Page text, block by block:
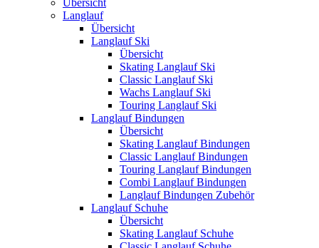
Übersicht
Langlauf
Übersicht
Langlauf Ski
Übersicht
Skating Langlauf Ski
Classic Langlauf Ski
Wachs Langlauf Ski
Touring Langlauf Ski
Langlauf Bindungen
Übersicht
Skating Langlauf Bindungen
Classic Langlauf Bindungen
Touring Langlauf Bindungen
Combi Langlauf Bindungen
Langlauf Bindungen Zubehör
Langlauf Schuhe
Übersicht
Skating Langlauf Schuhe